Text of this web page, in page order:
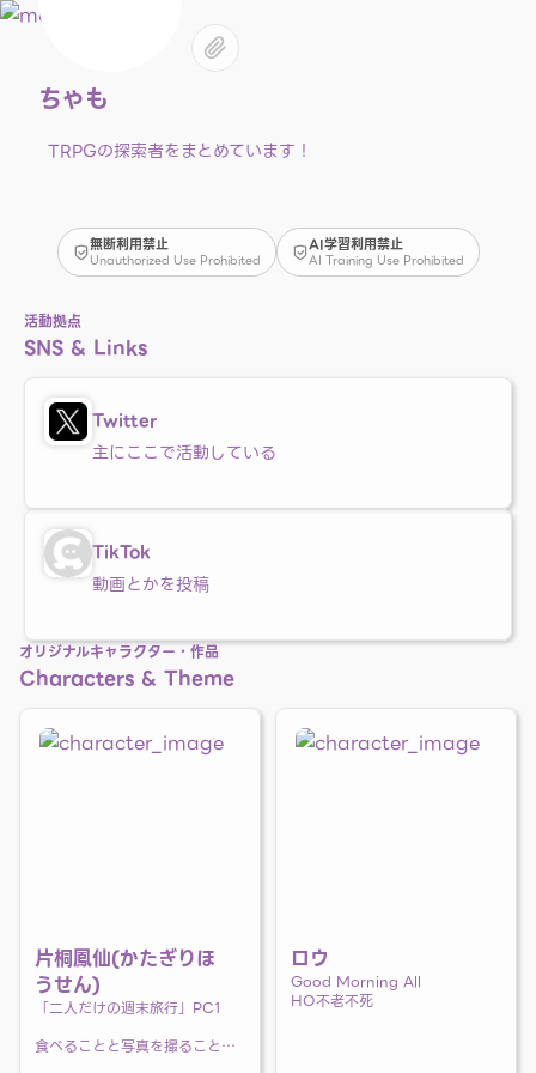
ちゃも
TRPGの探索者をまとめています！
無断利用禁止
Unauthorized Use Prohibited
AI学習利用禁止
AI Training Use Prohibited
活動拠点
SNS & Links
Twitter
主にここで活動している
TikTok
動画とかを投稿
オリジナルキャラクター・作品
Characters & Theme
片桐鳳仙(かたぎりほ
うせん)
「二人だけの週末旅行」PC1
食べることと写真を撮ることが
ロウ
Good Morning All
HO不老不死